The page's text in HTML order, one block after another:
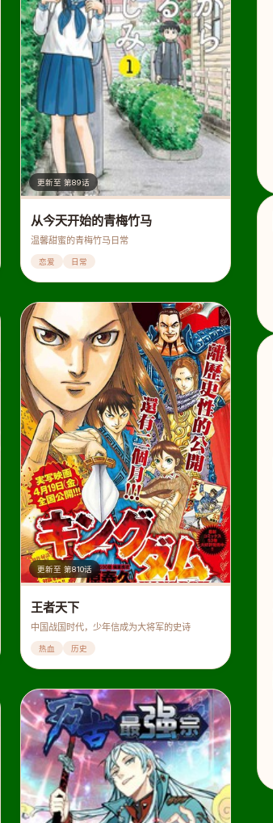
更新至 第89话
从今天开始的青梅竹马
温馨甜蜜的青梅竹马日常
恋爱 日常
更新至 第810话
王者天下
中国战国时代，少年信成为大将军的史诗
热血 历史